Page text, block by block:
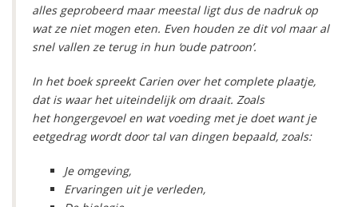
alles geprobeerd maar meestal ligt dus de nadruk op
wat ze niet mogen eten. Even houden ze dit vol maar al
snel vallen ze terug in hun ‘oude patroon’.
In het boek spreekt Carien over het complete plaatje,
dat is waar het uiteindelijk om draait. Zoals
het hongergevoel en wat voeding met je doet want je
eetgedrag wordt door tal van dingen bepaald, zoals:
Je omgeving,
Ervaringen uit je verleden,